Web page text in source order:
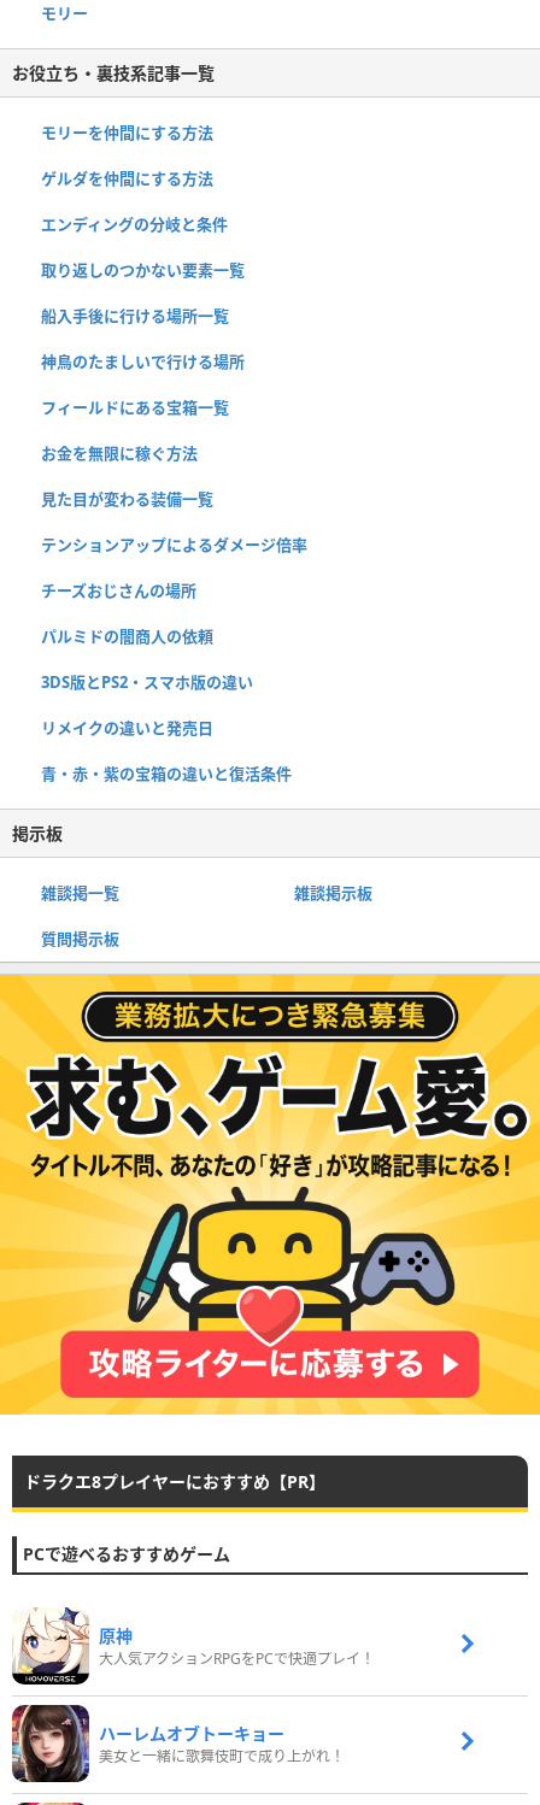
モリー
お役立ち・裏技系記事一覧
モリーを仲間にする方法
ゲルダを仲間にする方法
エンディングの分岐と条件
取り返しのつかない要素一覧
船入手後に行ける場所一覧
神鳥のたましいで行ける場所
フィールドにある宝箱一覧
お金を無限に稼ぐ方法
見た目が変わる装備一覧
テンションアップによるダメージ倍率
チーズおじさんの場所
パルミドの闇商人の依頼
3DS版とPS2・スマホ版の違い
リメイクの違いと発売日
青・赤・紫の宝箱の違いと復活条件
掲示板
雑談掲一覧 雑談掲示板
質問掲示板
ドラクエ8プレイヤーにおすすめ【PR】
PCで遊べるおすすめゲーム
原神
大人気アクションRPGをPCで快適プレイ！
ハーレムオブトーキョー
美女と一緒に歌舞伎町で成り上がれ！